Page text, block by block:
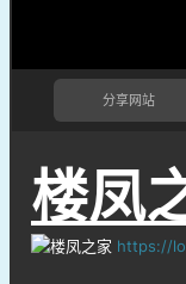
分享网站
楼凤
https://